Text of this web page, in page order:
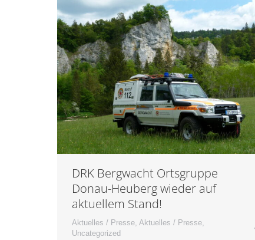
DRK Bergwacht Ortsgruppe
Donau-Heuberg wieder auf
aktuellem Stand!
Aktuelles / Presse Aktuelles / Presse
Uncategorized